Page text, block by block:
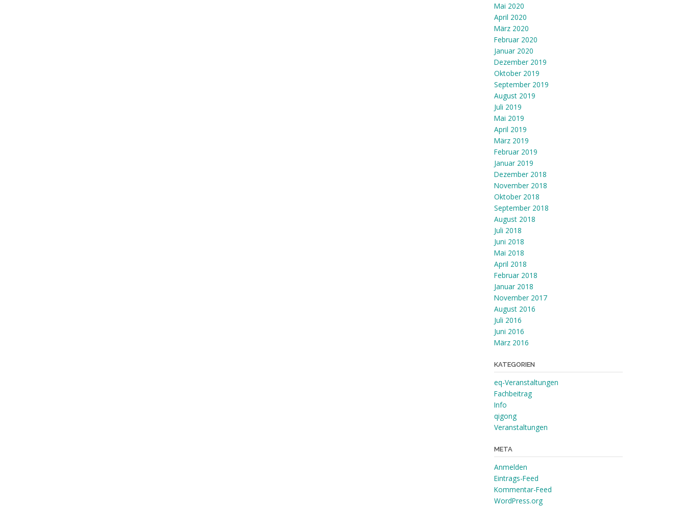
Mai 2020
April 2020
März 2020
Februar 2020
Januar 2020
Dezember 2019
Oktober 2019
September 2019
August 2019
Juli 2019
Mai 2019
April 2019
März 2019
Februar 2019
Januar 2019
Dezember 2018
November 2018
Oktober 2018
September 2018
August 2018
Juli 2018
Juni 2018
Mai 2018
April 2018
Februar 2018
Januar 2018
November 2017
August 2016
Juli 2016
Juni 2016
März 2016
KATEGORIEN
eq-Veranstaltungen
Fachbeitrag
Info
qigong
Veranstaltungen
META
Anmelden
Eintrags-Feed
Kommentar-Feed
WordPress.org